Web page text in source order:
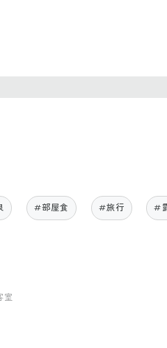
#部屋食 #旅行 #
室